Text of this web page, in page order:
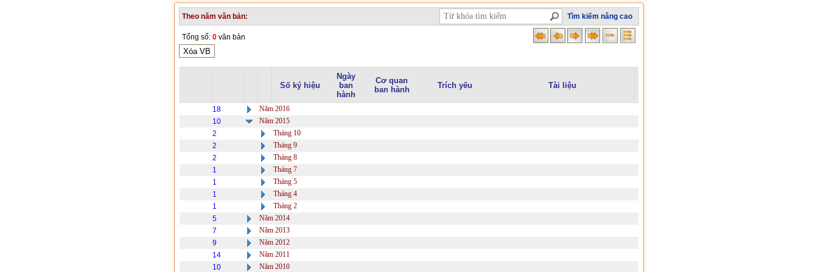
Theo năm văn bản: Tìm kiếm nâng cao
Tổng số: 0 văn bản
Số ký hiệu
Ngày
ban
hành
Cơ quan
ban hành
Trích yếu Tài liệu
18
Năm 2016
10
Năm 2015
2
Tháng 10
2
Tháng 9
2
Tháng 8
1
Tháng 7
1
Tháng 5
1
Tháng 4
1
Tháng 2
5
Năm 2014
7
Năm 2013
9
Năm 2012
14
Năm 2011
10
Năm 2010